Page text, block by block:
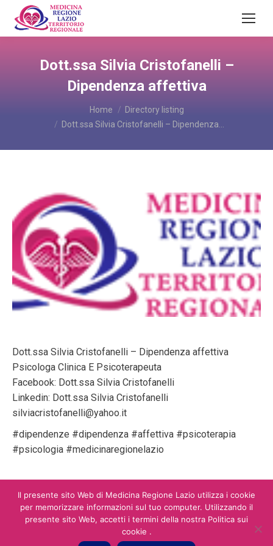
Dott.ssa Silvia Cristofanelli –
Dipendenza affettiva
Home
Directory listing
Dott.ssa Silvia Cristofanelli – Dipendenza…
Dott.ssa Silvia Cristofanelli – Dipendenza affettiva
Psicologa Clinica E Psicoterapeuta
Facebook: Dott.ssa Silvia Cristofanelli
Linkedin: Dott.ssa Silvia Cristofanelli
silviacristofanelli@yahoo.it
#dipendenze #dipendenza #affettiva #psicoterapia
#psicologia #medicinaregionelazio
Il presente sito Web di Medicina Regione Lazio utilizza i cookie
per memorizzare informazioni sul tuo computer. Utilizzando il
presente sito Web, accetti i termini della nostra Politica sui
cookie .